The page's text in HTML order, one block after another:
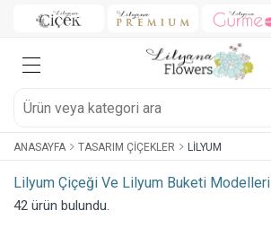
ANASAYFA TASARIM ÇIÇEKLER LILYUM
Lilyum Çiçeği Ve Lilyum Buketi Modelleri
42 ürün bulundu.